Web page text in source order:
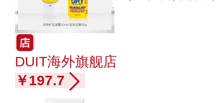
DUIT海外旗舰店
￥197.7